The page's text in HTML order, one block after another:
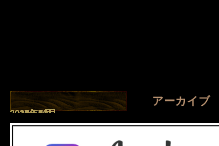
アーカイブ
2026年8月
2026年7月
2026年4月
2026年1月
2025年8月
2025年7月
2025年5月
2025年2月
2025年1月
2024年9月
2024年7月
2023年11月
2023年10月
2023年2月
2022年11月
2022年2月
2021年10月
2021年9月
2021年7月
2021年6月
2021年5月
2021年4月
2021年2月
2021年1月
2020年5月
2020年4月
2019年3月
2018年10月
2018年9月
2017年11月
2017年10月
2017年8月
2017年6月
2017年5月
2017年4月
2017年3月
2017年2月
2016年12月
2016年11月
2016年10月
2016年8月
2016年7月
2016年6月
2016年5月
2016年4月
2016年3月
2016年2月
2016年1月
2015年12月
2015年11月
2015年10月
2015年9月
2015年8月
2015年7月
2015年6月
2015年5月
2015年4月
2015年2月
2014年11月
2014年10月
2014年9月
2014年8月
2014年7月
2014年6月
2014年5月
2014年4月
2014年3月
2014年2月
2014年1月